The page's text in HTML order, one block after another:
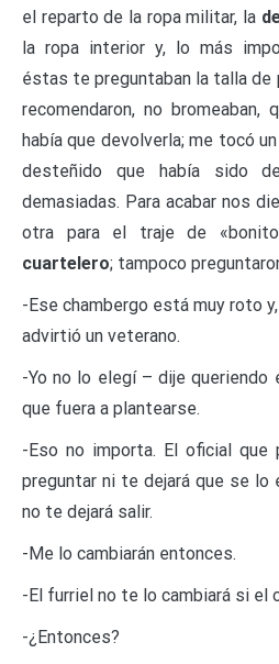
el reparto de la ropa militar, la
la ropa interior y, lo más
éstas te preguntaban la talla de
recomendaron, no bromeaban,
había que devolverla; me tocó
desteñido que había sido
demasiadas. Para acabar nos
otra para el traje de
cuartelero; tampoco
-Ese chambergo está muy roto
advirtió un veterano.
-Yo no lo elegí – dije queriendo
que fuera a plantearse.
-Eso no importa. El oficial
preguntar ni te dejará que se lo
no te dejará salir.
-Me lo cambiarán entonces.
-El furriel no te lo cambiará si el
-¿Entonces?